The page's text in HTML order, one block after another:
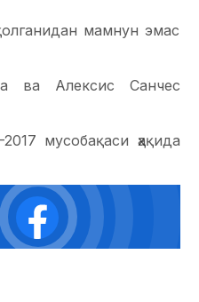
мамнун эмас
ва Алексис Санчес
мусобақаси ҳақида